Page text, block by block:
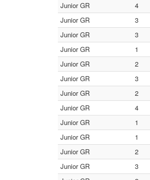
Junior GR
4
Junior GR
3
Junior GR
3
Junior GR
1
Junior GR
2
Junior GR
3
Junior GR
2
Junior GR
4
Junior GR
1
Junior GR
1
Junior GR
2
Junior GR
3